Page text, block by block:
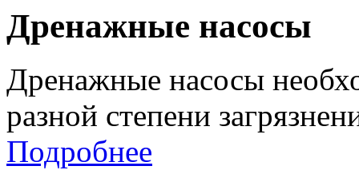
Дренажные насосы
Дренажные насосы
разной степени
Подробнее